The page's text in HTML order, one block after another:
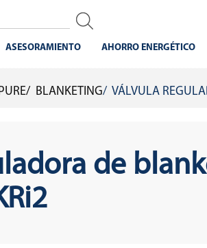
ASESORAMIENTO AHORRO ENERGÉTICO
BLANKETING VÁLVULA
de